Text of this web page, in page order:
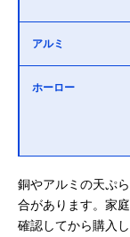
アルミ
ホーロー
銅やアルミの天ぷ
合があります。家
確認してから購入し